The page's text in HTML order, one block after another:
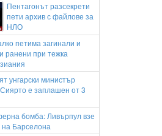
Пентагонът разсекрети
пети архив с файлове за
НЛО
петима загинали и
ранени при тежка
унгарски министър
е заплашен от 3
бомба: Ливърпул взе
на Барселона